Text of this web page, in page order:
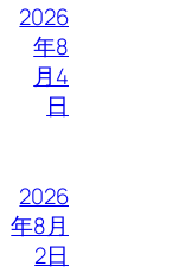
2026
年8
月4
日
2026
年8月
2日